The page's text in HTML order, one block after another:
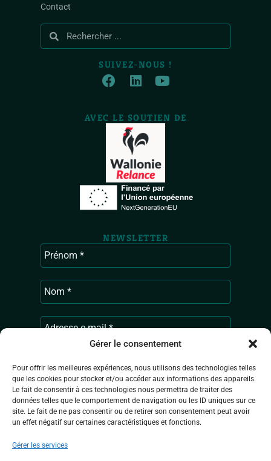
Gérer le consentement
Pour offrir les meilleures expériences, nous utilisons des technologies telles
que les cookies pour stocker et/ou accéder aux informations des appareils.
Le fait de consentir à ces technologies nous permettra de traiter des
données telles que le comportement de navigation ou les ID uniques sur ce
site. Le fait de ne pas consentir ou de retirer son consentement peut avoir
un effet négatif sur certaines caractéristiques et fonctions.
Gérer les services
Contact
SUIVEZ-NOUS !
AVEC LE SOUTIEN DE
NEWSLETTER
Ardenne & Gaume traite les données
recueillies pour vous envoyer les actualités
de l’association. Pour en savoir plus sur la
consultez